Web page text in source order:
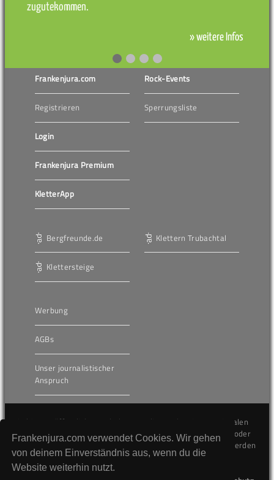
Frankenjura.com verwendet Cookies. Wir gehen
von deinem Einverständnis aus, wenn du die
Website weiterhin nutzt.
zugutekommen.
» weitere Infos
Frankenjura.com
Registrieren
Login
Frankenjura Premium
KletterApp
Rock-Events
Sperrungsliste
Bergfreunde.de
Klettersteige
Klettern Trubachtal
Werbung
AGBs
Unser journalistischer
Anspruch
Die hier veröffentlichten Inhalte unterliegen dem internationalen
Urheberrecht (Copyright) und dürfen nicht kopiert, verändert oder
unverändert wiederveröffentlicht werden. Gegen Verstöße werden
wir auf juristischem Wege vorgehen.